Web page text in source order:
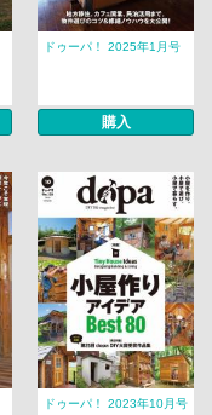
ドゥーパ！ 2025年1月号
購入
ドゥーパ！ 2023年10月号